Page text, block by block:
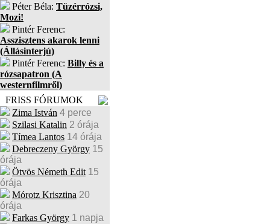
Péter Béla: Tüzérrózsi,
Mozi!
Pintér Ferenc:
Asszisztens akarok lenni
(Állásinterjú)
Pintér Ferenc: Billy és a
rózsapatron (A
westernfilmről)
FRISS FÓRUMOK
Zima István 4 perce
Szilasi Katalin 2 órája
Tímea Lantos 14 órája
Debreczeny György 15
órája
Ötvös Németh Edit 15
órája
Mórotz Krisztina 20
órája
Farkas György 1 napja